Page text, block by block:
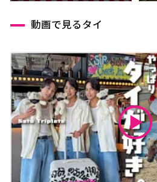
動画で見るタイ